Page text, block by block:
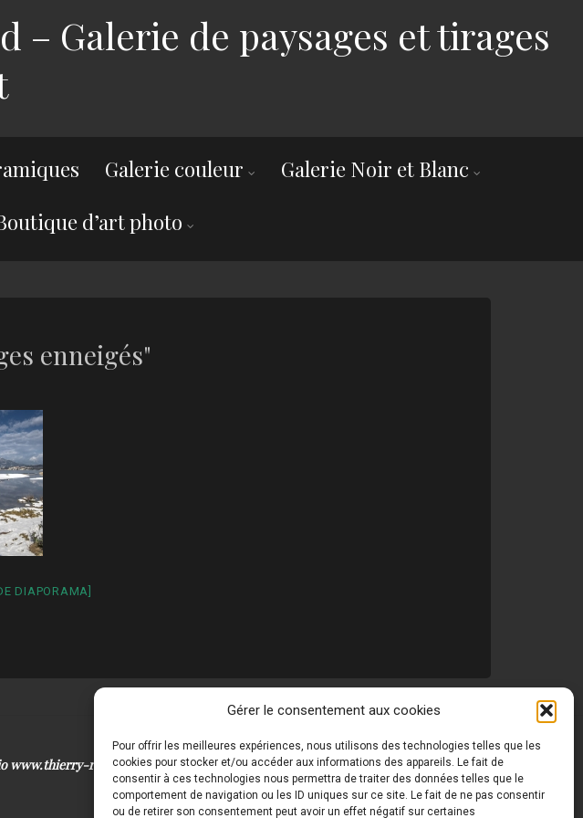
Gérer le consentement aux cookies
Pour offrir les meilleures expériences, nous utilisons des technologies telles que les
cookies pour stocker et/ou accéder aux informations des appareils. Le fait de
consentir à ces technologies nous permettra de traiter des données telles que le
comportement de navigation ou les ID uniques sur ce site. Le fait de ne pas consentir
ou de retirer son consentement peut avoir un effet négatif sur certaines
– Galerie de paysages et tirages
Galerie couleur
Galerie Noir et Blanc
d’art photo
enneigés"
DIAPORAMA]
www.thierry-raynaud.com © Toutes les photos de ce site sont la propriété de